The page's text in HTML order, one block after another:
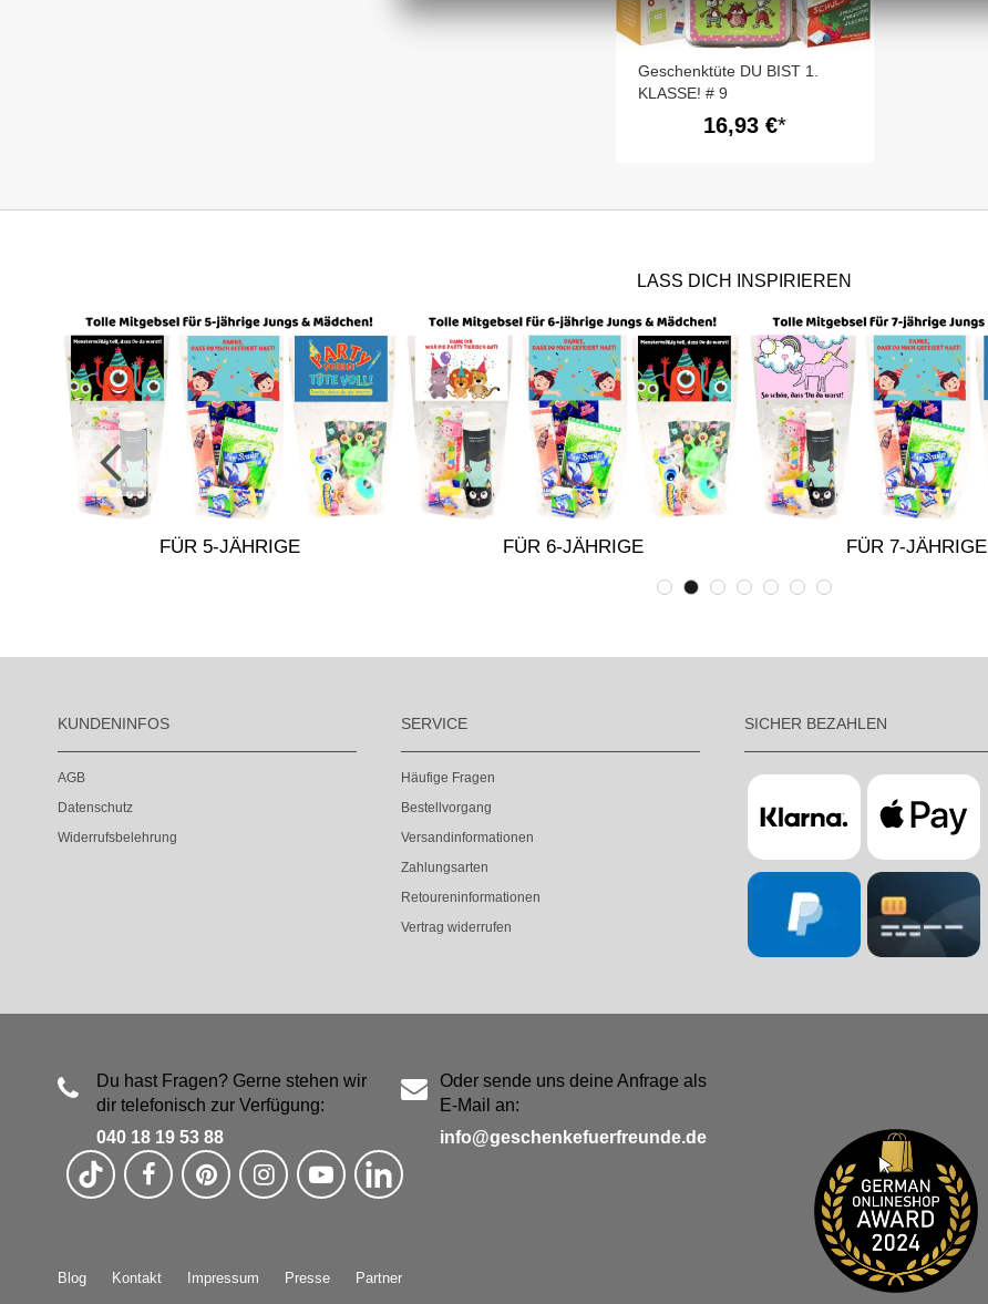
Geschenktüte DU BIST 1.
KLASSE! # 9
16,93 €
LASS DICH INSPIRIEREN
FÜR 5-JÄHRIGE FÜR 6-JÄHRIGE FÜR 7-JÄHRIGE
KUNDENINFOS
AGB
Datenschutz
Widerrufsbelehrung
SERVICE
Häufige Fragen
Bestellvorgang
Versandinformationen
Zahlungsarten
Retoureninformationen
Vertrag widerrufen
SICHER BEZAHLEN
Du hast Fragen? Gerne stehen wir
dir telefonisch zur Verfügung:
040 18 19 53 88
Oder sende uns deine Anfrage als
E-Mail an:
info@geschenkefuerfreunde.de
Blog Kontakt Impressum Presse Partner